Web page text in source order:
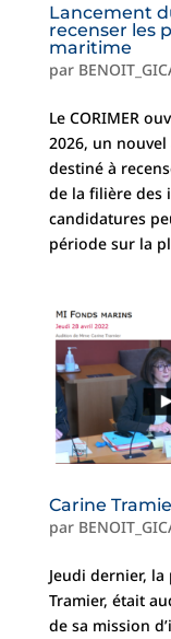
Lancement
recenser les
maritime
par
Le CORIMER
2026, un
destiné à
de la filière des
candidatures
période sur la
Carine
par
Jeudi dernier, la
Tramier, était
de sa mission